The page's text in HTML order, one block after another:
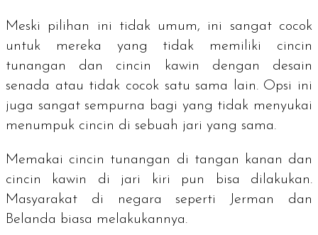
Meski pilihan ini tidak umum, ini sangat cocok
untuk mereka yang tidak memiliki cincin
tunangan dan cincin kawin dengan desain
senada atau tidak cocok satu sama lain. Opsi ini
juga sangat sempurna bagi yang tidak menyukai
menumpuk cincin di sebuah jari yang sama.
Memakai cincin tunangan di tangan kanan dan
cincin kawin di jari kiri pun bisa dilakukan.
Masyarakat di negara seperti Jerman dan
Belanda biasa melakukannya.